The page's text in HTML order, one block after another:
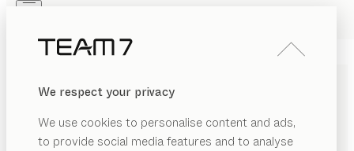
We respect your privacy
We use cookies to personalise content and ads,
to provide social media features and to analyse
PRODUKTE
INSPIRATION
HÄNDLER
noxSIDEBOARDS
von Jacob Strobel